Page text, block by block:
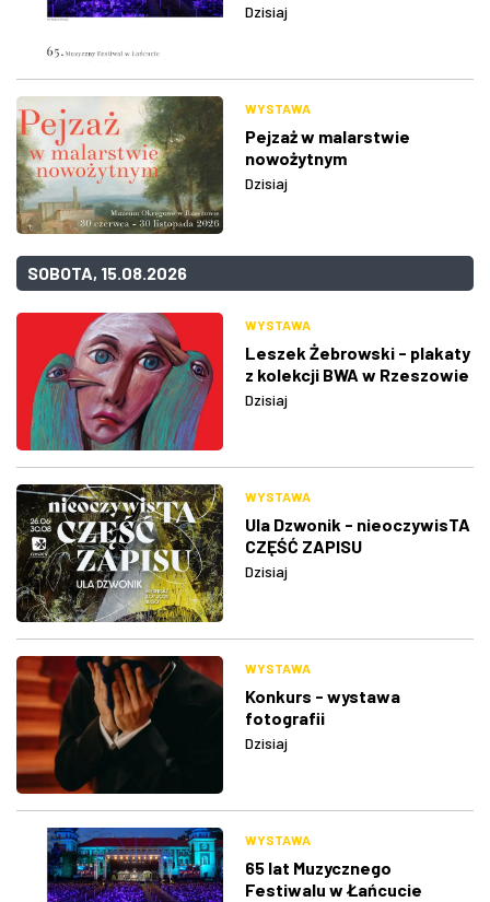
Dzisiaj
WYSTAWA
Pejzaż w malarstwie
nowożytnym
Dzisiaj
SOBOTA, 15.08.2026
WYSTAWA
Leszek Żebrowski - plakaty
z kolekcji BWA w Rzeszowie
Dzisiaj
WYSTAWA
Ula Dzwonik - nieoczywisTA
CZĘŚĆ ZAPISU
Dzisiaj
WYSTAWA
Konkurs - wystawa
fotografii
Dzisiaj
WYSTAWA
65 lat Muzycznego
Festiwalu w Łańcucie